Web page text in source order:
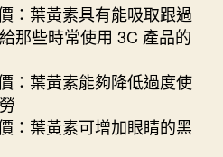
：葉黃素具有能吸取跟過
那些時常使用 3C 產品的
：葉黃素能夠降低過度使
：葉黃素可增加眼睛的黑